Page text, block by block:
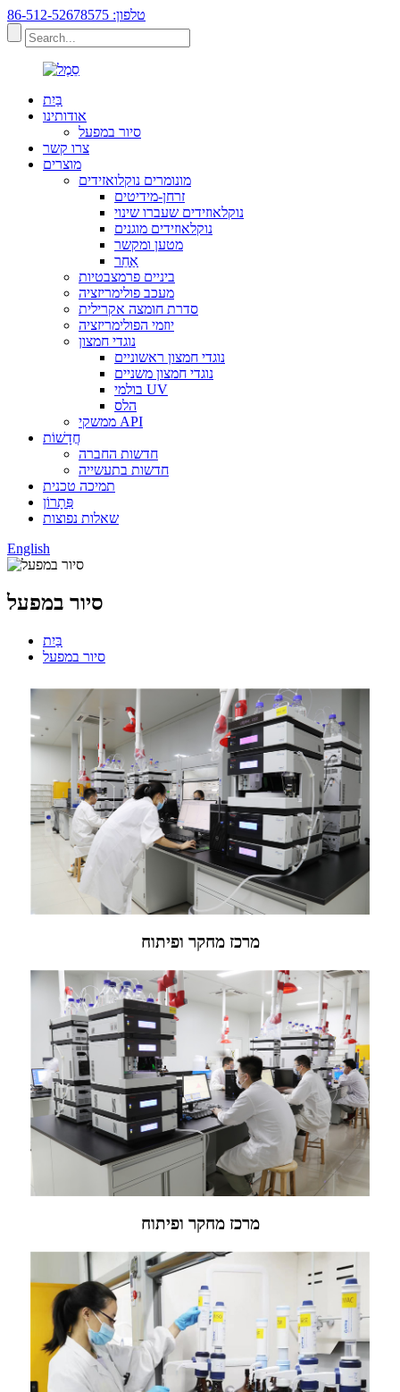
טלפון: 86-512-52678575
בַּיִת
אודותינו
סיור במפעל
צרו קשר
מוצרים
מונומרים נוקלואזידים
זרחן-מידיטים
נוקלאוזידים שעברו שינוי
נוקלאוזידים מוגנים
מטען ומקשר
אַחֵר
ביניים פרמצבטיות
מעכב פולימריזציה
סדרת חומצה אקרילית
יוזמי הפולימריזציה
נוגדי חמצון
נוגדי חמצון ראשוניים
נוגדי חמצון משניים
בולמי UV
הלס
ממשקי API
חֲדָשׁוֹת
חדשות החברה
חדשות בתעשייה
תמיכה טכנית
פִּתָרוֹן
שאלות נפוצות
English
סיור במפעל
בַּיִת
סיור במפעל
מרכז מחקר ופיתוח
מרכז מחקר ופיתוח